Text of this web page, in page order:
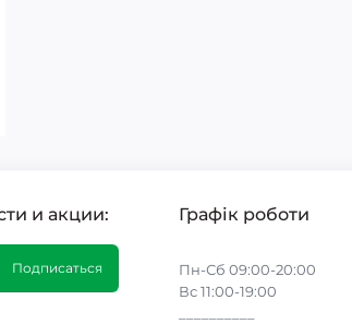
и акции:
Подписаться
Графік роботи
Пн-Сб 09:00-20:00
Вс 11:00-19:00